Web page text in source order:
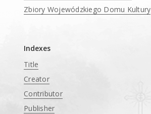
Zbiory Wojewódzkiego Domu Kultury
Indexes
Title
Creator
Contributor
Publisher